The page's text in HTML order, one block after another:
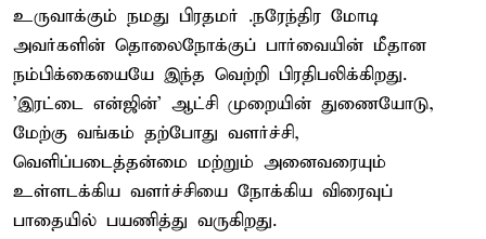
உருவாக்கும் நமது பிரதமர் .நரேந்திர மோடி
அவர்களின் தொலைநோக்குப் பார்வையின் மீதான
நம்பிக்கையையே இந்த வெற்றி பிரதிபலிக்கிறது.
'இரட்டை என்ஜின்' ஆட்சி முறையின் துணையோடு,
மேற்கு வங்கம் தற்போது வளர்ச்சி,
வெளிப்படைத்தன்மை மற்றும் அனைவரையும்
உள்ளடக்கிய வளர்ச்சியை நோக்கிய விரைவுப்
பாதையில் பயணித்து வருகிறது.